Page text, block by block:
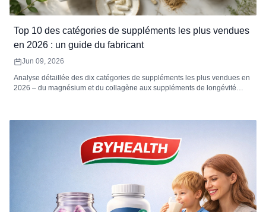
Top 10 des catégories de suppléments les plus vendues
en 2026 : un guide du fabricant
Jun 09, 2026
Analyse détaillée des dix catégories de suppléments les plus vendues en
2026 – du magnésium et du collagène aux suppléments de longévité
vous aider à faire le bon choix.